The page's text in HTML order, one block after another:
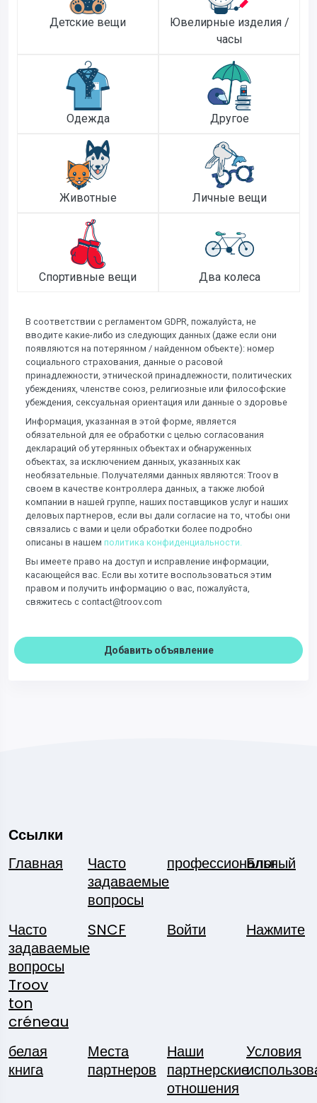
Детские вещи
Ювелирные изделия /
часы
Одежда Другое
Животные Личные вещи
Спортивные вещи Два колеса
В соответствии с регламентом GDPR, пожалуйста, не
вводите какие-либо из следующих данных (даже если они
появляются на потерянном / найденном объекте): номер
социального страхования, данные о расовой
принадлежности, этнической принадлежности, политических
убеждениях, членстве союз, религиозные или философские
убеждения, сексуальная ориентация или данные о здоровье
Информация, указанная в этой форме, является
обязательной для ее обработки с целью согласования
деклараций об утерянных объектах и ​​обнаруженных
объектах, за исключением данных, указанных как
необязательные. Получателями данных являются: Troov в
своем в качестве контроллера данных, а также любой
компании в нашей группе, наших поставщиков услуг и наших
деловых партнеров, если вы дали согласие на то, чтобы они
связались с вами и цели обработки более подробно
описаны в нашем политика конфиденциальности.
Вы имеете право на доступ и исправление информации,
касающейся вас. Если вы хотите воспользоваться этим
правом и получить информацию о вас, пожалуйста,
свяжитесь с contact@troov.com
Добавить объявление
Ссылки
Главная
Часто
задаваемые
вопросы
профессиональный
Блог
Часто
задаваемые
вопросы
Troov
ton
créneau
SNCF Войти Нажмите
белая
книга
Места
партнеров
Наши
партнерские
отношения
Условия